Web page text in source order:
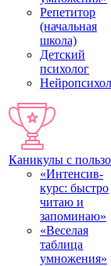
Репетитор
(начальная
школа)
Детский
психолог
Каникулы с
«Интенсив-
курс: быстро
читаю и
запоминаю»
«Веселая
таблица
умножения»